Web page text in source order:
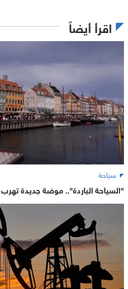
اقرأ أيضاً
سياحة
"السياحة الباردة".. موضة جديدة